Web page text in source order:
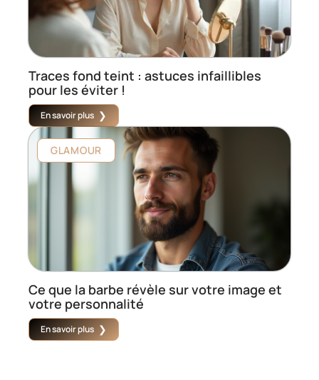
Traces fond teint : astuces infaillibles
pour les éviter !
En savoir plus
GLAMOUR
Ce que la barbe révèle sur votre image et
votre personnalité
En savoir plus